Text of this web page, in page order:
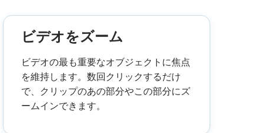
ビデオをズーム
ビデオの最も重要なオブジェクトに焦点
を維持します。数回クリックするだけ
で、クリップのあの部分やこの部分にズ
ームインできます。